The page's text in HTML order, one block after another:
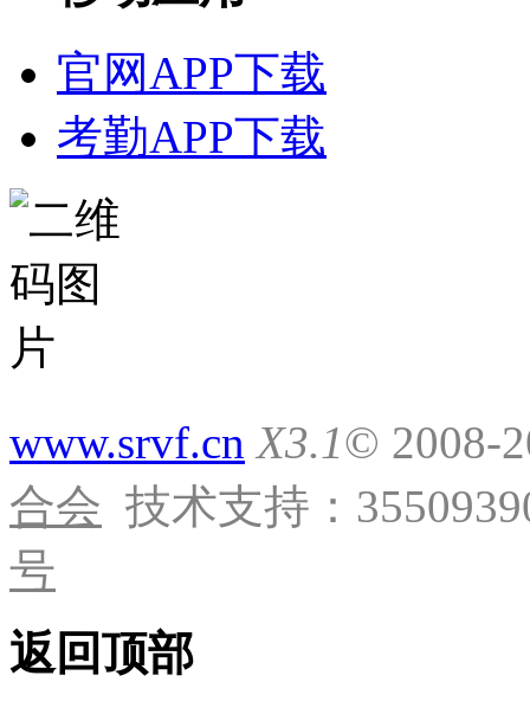
官网APP下载
考勤APP下载
www.srvf.cn X3.1© 2008-
合会 技术支持：
号
返回顶部